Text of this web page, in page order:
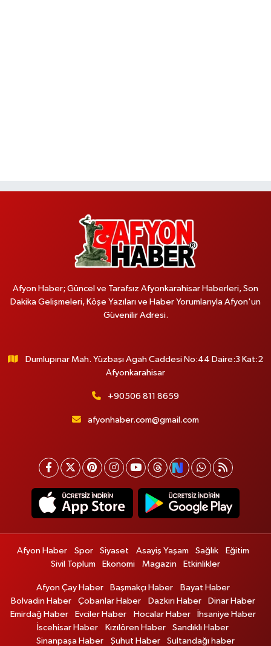
Afyon Haber; Güncel ve Tarafsız Afyonkarahisar Haberleri, Son
Dakika Gelişmeleri, Köşe Yazıları ve Haber Yorumlarıyla Afyon'un
Güvenilir Adresi.
Dumlupınar Mah. Yüzbaşı Agah Caddesi No:44 Daire:3 Kat:2
Afyonkarahisar
+90506 811 8659
afyonhaber.com@gmail.com
Afyon Haber Spor Siyaset Asayiş Yaşam Sağlık
Eğitim
Sivil Toplum
Ekonomi Magazin Etkinlikler
Afyon Çay Haber Başmakçı Haber
Bayat Haber
Bolvadin Haber
Çobanlar Haber Dazkırı Haber
Dinar Haber
Emirdağ Haber
Evciler Haber Hocalar Haber
İhsaniye Haber
İscehisar Haber
Kızılören Haber
Sandıklı Haber
Sinanpaşa Haber
Şuhut Haber Sultandağı haber